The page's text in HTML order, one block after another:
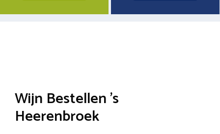
Wijn Bestellen ’s
Heerenbroek